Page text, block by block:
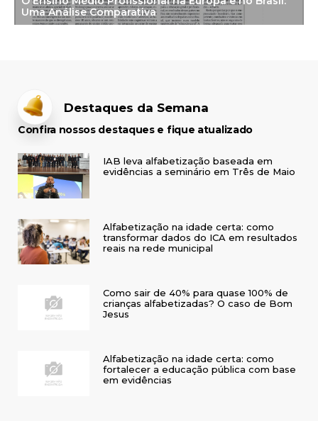
Uma Análise Comparativa
Destaques da Semana
Confira nossos destaques e fique atualizado
IAB leva alfabetização baseada em
evidências a seminário em Três de Maio
Alfabetização na idade certa: como
transformar dados do ICA em resultados
reais na rede municipal
Como sair de 40% para quase 100% de
crianças alfabetizadas? O caso de Bom
Jesus
Alfabetização na idade certa: como
fortalecer a educação pública com base
em evidências